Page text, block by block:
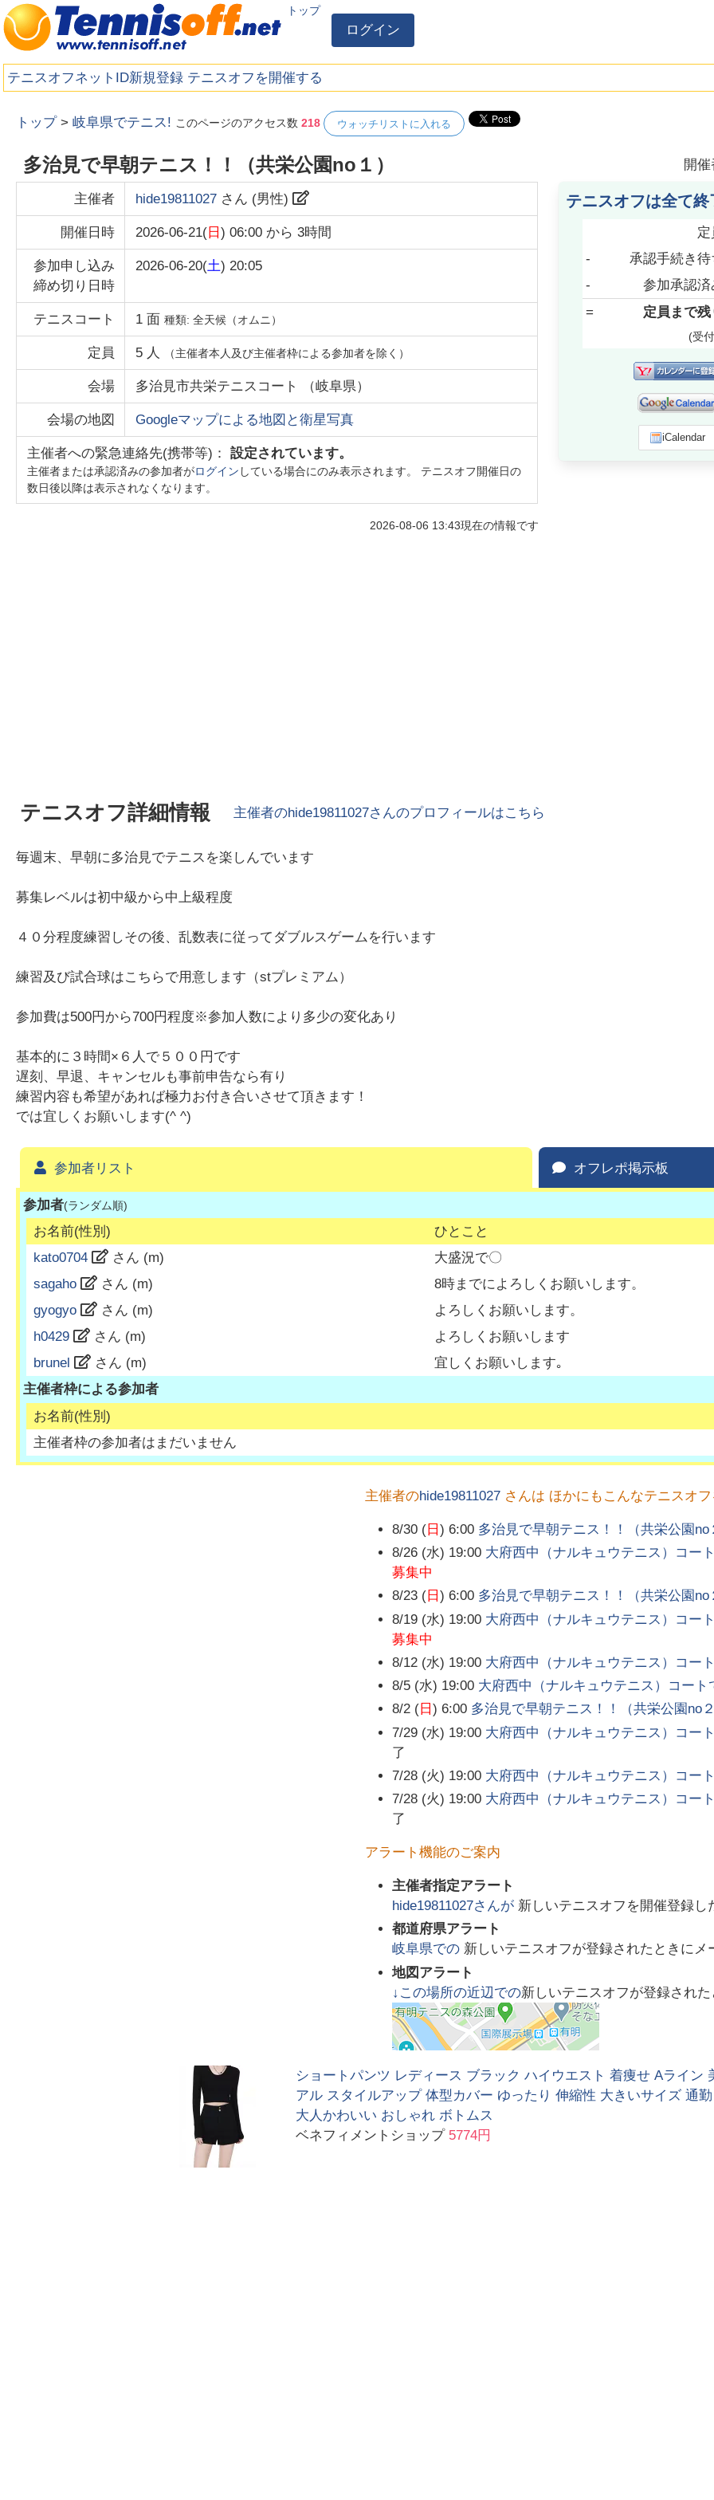
トップ
ログイン
テニスオフネットID新規登録 テニスオフを開催する
トップ >岐阜県でテニス! このページのアクセス数218 ウォッチリストに入れる
多治見で早朝テニス！！（共栄公園no１） 開
主催者 hide19811027 さん (男性)
開催日時 2026-06-21( 日) 06:00 から3時間
参加申し込み
締め切り日時
2026-06-20(土) 20:05
テニスコート 1 面種類:全天候（オムニ）
定員 5 人 （主催者本人及び主催者枠による参加者を除く）
会場 多治見市共栄テニスコート （岐阜県）
会場の地図 Googleマップによる地図と衛星写真
主催者への緊急連絡先(携帯等)：設定されています。
主催者または承認済みの参加者がログイン している場合にのみ表示されます。 テニスオフ開催日の
数日後以降は表示されなくなります。
2026-08-06 13:43現在の情報です
テニスオフは全て終
定
-
承認手続き待
-
参加承認済
=
定員まで残
(受
iCalendar
テニスオフ詳細情報 主催者のhide19811027さんのプロフィールはこちら
毎週末、早朝に多治見でテニスを楽しんでいます
募集レベルは初中級から中上級程度
４０分程度練習しその後、乱数表に従ってダブルスゲームを行います
練習及び試合球はこちらで用意します（stプレミアム）
参加費は500円から700円程度※参加人数により多少の変化あり
基本的に３時間×６人で５００円です
遅刻、早退、キャンセルも事前申告なら有り
練習内容も希望があれば極力お付き合いさせて頂きます！
では宜しくお願いします(^ ^)
参加者リスト オフレポ掲示板
参加者(ランダム順)
お名前(性別)
ひとこと
kato0704
さん (m)
大盛況で〇
sagaho
さん (m)
8時までによろしくお願いします。
gyogyo
さん (m)
よろしくお願いします。
h0429
さん (m)
よろしくお願いします
brunel
さん (m)
宜しくお願いします｡
主催者枠による参加者
お名前(性別)
主催者枠の参加者はまだいません
主催者のhide19811027 さんは ほかにもこんなテニスオ
8/30 (日 ) 6:00 多治見で早朝テニス！！（共栄公園no
8/26 (水) 19:00 大府西中（ナルキュウテニス）コー
募集中
8/23 (日 ) 6:00 多治見で早朝テニス！！（共栄公園no
8/19 (水) 19:00 大府西中（ナルキュウテニス）コー
募集中
8/12 (水) 19:00 大府西中（ナルキュウテニス）コー
8/5 (水) 19:00 大府西中（ナルキュウテニス）コー
8/2 (日 ) 6:00 多治見で早朝テニス！！（共栄公園no
7/29 (水) 19:00 大府西中（ナルキュウテニス）コー
了
7/28 (火) 19:00 大府西中（ナルキュウテニス）コー
7/28 (火) 19:00 大府西中（ナルキュウテニス）コー
了
アラート機能のご案内
主催者指定アラート
hide19811027さんが 新しいテニスオフを開催登録
都道府県アラート
岐阜県での 新しいテニスオフが登録されたときにメ
地図アラート
↓この場所の近辺での新しいテニスオフが登録され
ショートパンツ レディース ブラック ハイウエスト 着痩せ Aライン
アル スタイルアップ 体型カバー ゆったり 伸縮性 大きいサイズ 通
大人かわいい おしゃれ ボトムス
ベネフィメントショップ 5774円